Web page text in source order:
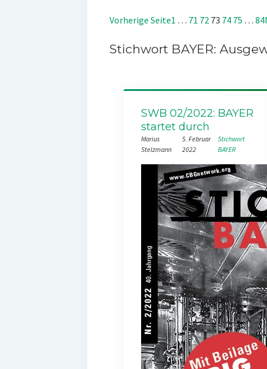
Vorherige Seite1 … 71 72 73 74 75 … 84
Stichwort BAYER:
SWB 02/2022: BAYER
startet durch
Marius
Stelzmann
5. Februar
2022
Stichwort
BAYER